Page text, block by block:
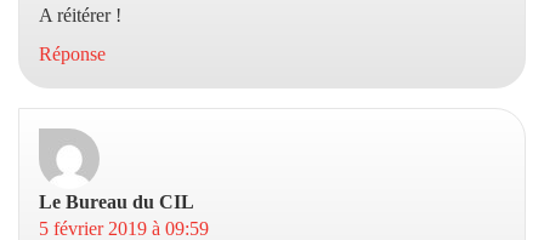
A réitérer !
Réponse
Le Bureau du CIL
5 février 2019 à 09:59